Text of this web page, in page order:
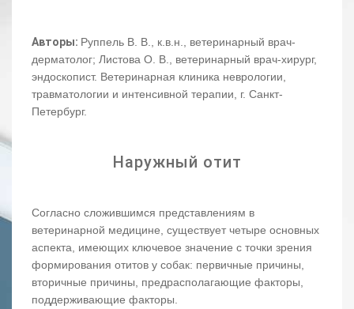
Авторы: Руппель В. В., к.в.н., ветеринарный врач-
дерматолог; Листова О. В., ветеринарный врач-хирург,
эндоскопист. Ветеринарная клиника неврологии,
травматологии и интенсивной терапии, г. Санкт-
Петербург.
Наружный отит
Согласно сложившимся представлениям в
ветеринарной медицине, существует четыре основных
аспекта, имеющих ключевое значение с точки зрения
формирования отитов у собак: первичные причины,
вторичные причины, предрасполагающие факторы,
поддерживающие факторы.